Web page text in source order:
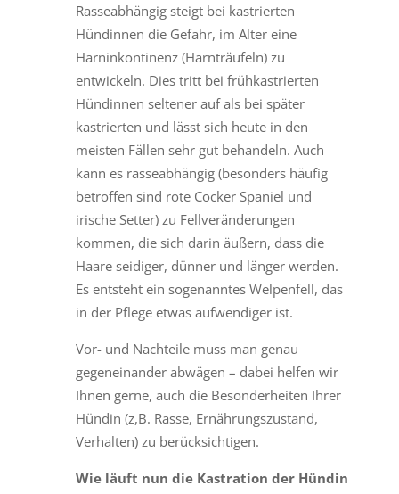
Rasseabhängig steigt bei kastrierten
Hündinnen die Gefahr, im Alter eine
Harninkontinenz (Harnträufeln) zu
entwickeln. Dies tritt bei frühkastrierten
Hündinnen seltener auf als bei später
kastrierten und lässt sich heute in den
meisten Fällen sehr gut behandeln. Auch
kann es rasseabhängig (besonders häufig
betroffen sind rote Cocker Spaniel und
irische Setter) zu Fellveränderungen
kommen, die sich darin äußern, dass die
Haare seidiger, dünner und länger werden.
Es entsteht ein sogenanntes Welpenfell, das
in der Pflege etwas aufwendiger ist.
Vor- und Nachteile muss man genau
gegeneinander abwägen – dabei helfen wir
Ihnen gerne, auch die Besonderheiten Ihrer
Hündin (z,B. Rasse, Ernährungszustand,
Verhalten) zu berücksichtigen.
Wie läuft nun die Kastration der Hündin